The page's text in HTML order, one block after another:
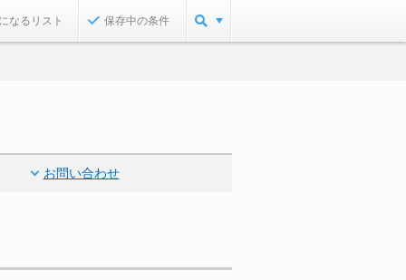
なるリスト 保存中の条件
お問い合わせ